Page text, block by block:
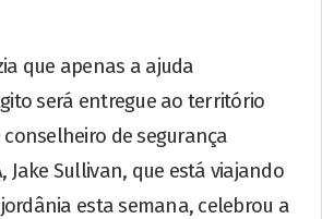
que apenas a ajuda
será entregue ao território
conselheiro de segurança
Jake Sullivan, que está viajando
esta semana, celebrou a